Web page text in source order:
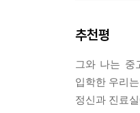
그 약물도 몸
--- pp.71-72
그 어떤 치료
시절 꿈은 고
결국 이과로
적성에 안 맞
추천평
그와 나는 중
입학한 우리
정신과 진료